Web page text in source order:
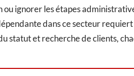
ignorer les étapes
dans ce secteur
statut et recherche de clients,